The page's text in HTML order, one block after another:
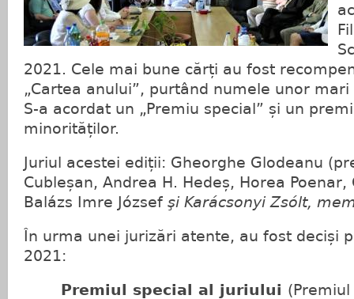
2021. Cele mai bune cărți au fost
„Cartea anului”, purtând numele unor
S-a acordat un „Premiu special” și un
minorităților.
Juriul acestei ediții: Gheorghe Glodeanu
Cubleșan, Andrea H. Hedeș, Horea
Balázs Imre József şi Karácsonyi Zsólt,
În urma unei jurizări atente, au fost deciși
2021:
Premiul special al juriului